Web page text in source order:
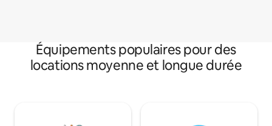
Équipements populaires pour des
locations moyenne et longue durée